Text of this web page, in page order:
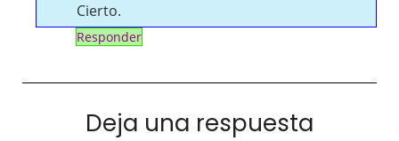
Cierto.
Responder
Deja una respuesta